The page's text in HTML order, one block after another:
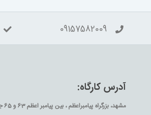
09157582009
آدرس کارگاه:
مشهد، بزرگراه پیامبراعظم ، بین پیامبر اعظم 63 و 65 جنب پل عابر پیاده